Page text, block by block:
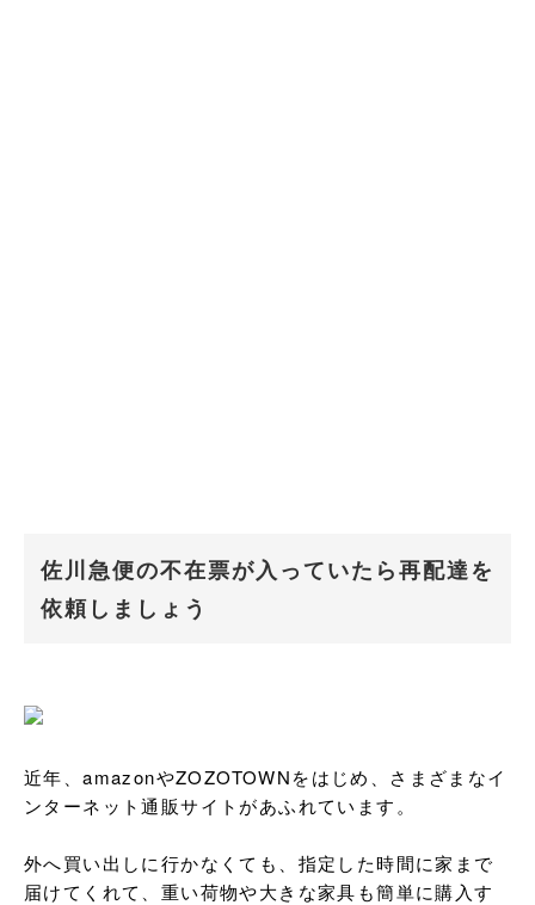
佐川急便の不在票が入っていたら再配達を
依頼しましょう
近年、amazonやZOZOTOWNをはじめ、さまざまなイ
ンターネット通販サイトがあふれています。
外へ買い出しに行かなくても、指定した時間に家まで
届けてくれて、重い荷物や大きな家具も簡単に購入す